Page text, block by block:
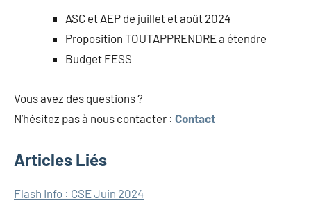
ASC et AEP de juillet et août 2024
Proposition TOUTAPPRENDRE a étendre
Budget FESS
Vous avez des questions ?
N’hésitez pas à nous contacter : Contact
Articles Liés
Flash Info : CSE Juin 2024
Navigation